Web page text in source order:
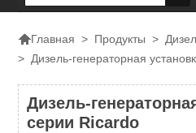
Главная > Продукты >
> Дизель-генераторная
Дизель-
серии Ricardo